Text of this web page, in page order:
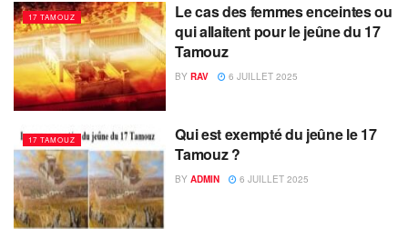
17 TAMOUZ
Le cas des femmes enceintes ou
qui allaitent pour le jeûne du 17
Tamouz
BY RAV 6 JUILLET 2025
17 TAMOUZ
Qui est exempté du jeûne le 17
Tamouz ?
BY ADMIN 6 JUILLET 2025